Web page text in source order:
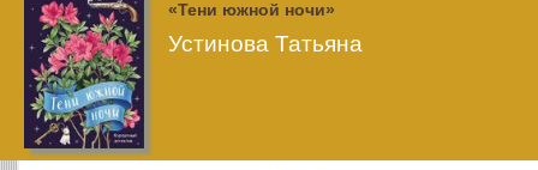
«Тени южной ночи»
Устинова Татьяна